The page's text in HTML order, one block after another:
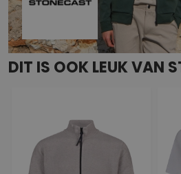
DIT IS OOK LEUK VAN